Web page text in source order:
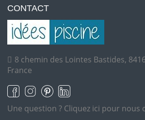
CONTACT
8 chemin des Lointes Bastides,
France
Une question ? Cliquez ici pour nous